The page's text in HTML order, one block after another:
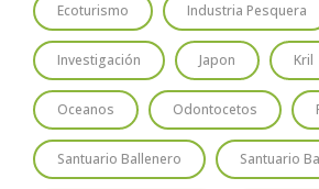
Ecoturismo Industria Pesquera
Investigación Japon Kril
Oceanos Odontocetos
Santuario Ballenero Santuario